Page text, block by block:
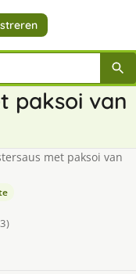
paksoi van
met paksoi van